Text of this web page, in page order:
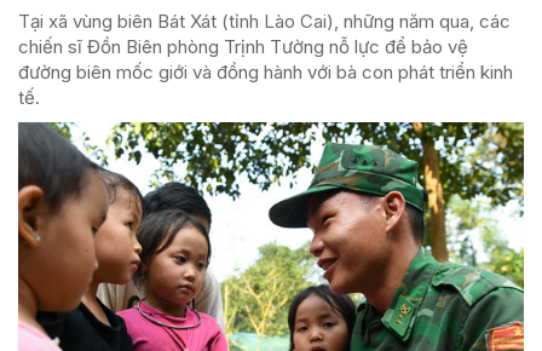
Tại xã vùng biên Bát Xát (tỉnh Lào Cai), những năm qua, các
chiến sĩ Đồn Biên phòng Trịnh Tường nỗ lực để bảo vệ
đường biên mốc giới và đồng hành với bà con phát triển kinh
tế.